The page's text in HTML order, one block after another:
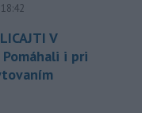
V
Pomáhali i pri